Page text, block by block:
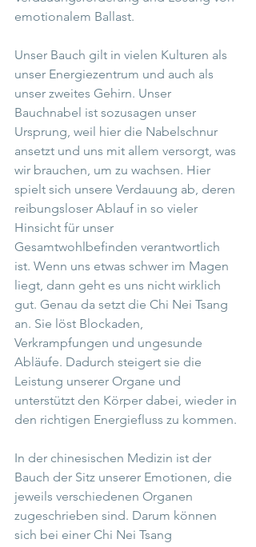
emotionalem Ballast.
Unser Bauch gilt in vielen Kulturen als
unser Energiezentrum und auch als
unser zweites Gehirn. Unser
Bauchnabel ist sozusagen unser
Ursprung, weil hier die Nabelschnur
ansetzt und uns mit allem versorgt, was
wir brauchen, um zu wachsen. Hier
spielt sich unsere Verdauung ab, deren
reibungsloser Ablauf in so vieler
Hinsicht für unser
Gesamtwohlbefinden verantwortlich
ist. Wenn uns etwas schwer im Magen
liegt, dann geht es uns nicht wirklich
gut. Genau da setzt die Chi Nei Tsang
an. Sie löst Blockaden,
Verkrampfungen und ungesunde
Abläufe. Dadurch steigert sie die
Leistung unserer Organe und
unterstützt den Körper dabei, wieder in
den richtigen Energiefluss zu kommen.
In der chinesischen Medizin ist der
Bauch der Sitz unserer Emotionen, die
jeweils verschiedenen Organen
zugeschrieben sind. Darum können
sich bei einer Chi Nei Tsang